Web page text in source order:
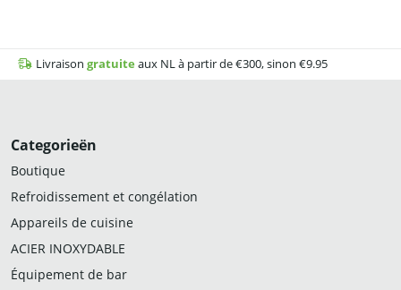
Livraison gratuite aux NL à partir de €300, sinon €9.95
Categorieën
Boutique
Refroidissement et congélation
Appareils de cuisine
ACIER INOXYDABLE
Équipement de bar